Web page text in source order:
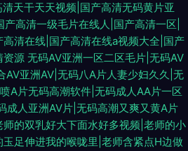
清天干天天视频|国产高清无码黄片亚
高清一级毛片在线人|国产高清一区|
清在线|国产高清在线a视频大全|国产
资源 无码AV亚洲一区二区毛片|无码AV
AV亚洲AV|无码八A片人妻少妇久久|无
A片无码高潮软件|无码成人AA片一区
成人亚洲AV片|无码高潮又爽又黄A片
的双乳好大下面水好多视频|老师的小
足伸进我的喉咙里|老师含紧点H边做